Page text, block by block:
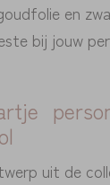
en
bij jouw
uit de